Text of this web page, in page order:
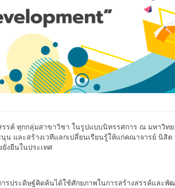
รค์ ทุกกลุ่มสาขาวิชา ในรูปแบบนิทรรศการ ณ มหาวิท
นุน และสร้างเวทีแลกเปลี่ยนเรียนรู้ให้แก่คณาจารย์ นิสิ
งยืนในประเทศ
รประดิษฐ์คิดค้นได้ใช้ศักยภาพในการสร้างสรรค์และพั